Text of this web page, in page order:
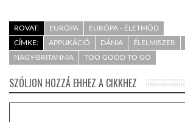
ROVAT: EURÓPA
EURÓPA - ÉLETMÓD
CÍMKE:
APPLIKÁCIÓ DÁNIA ÉLELMISZER
NAGY-BRITANNIA
TOO GOOD TO GO
SZÓLJON HOZZÁ EHHEZ A CIKKHEZ